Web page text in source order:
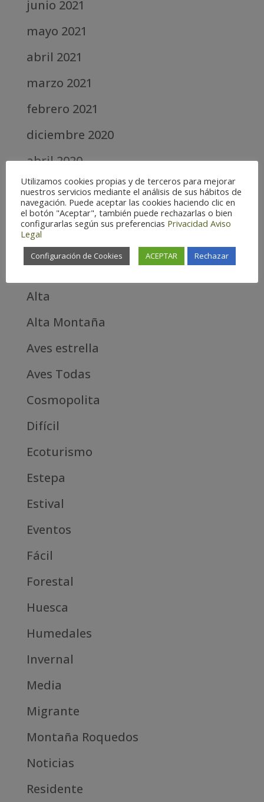
junio 2021
mayo 2021
abril 2021
marzo 2021
febrero 2021
diciembre 2020
abril 2020
marzo 2020
febrero 2019
septiembre 2018
Alta
Alta Montaña
Aves estrella
Aves Todas
Cosmopolita
Difícil
Ecoturismo
Estepa
Estival
Eventos
Fácil
Forestal
Huesca
Humedales
Invernal
Media
Migrante
Montaña Roquedos
Noticias
Residente
Utilizamos cookies propias y de terceros para mejorar
nuestros servicios mediante el análisis de sus hábitos de
navegación. Puede aceptar las cookies haciendo clic en
el botón "Aceptar", también puede rechazarlas o bien
configurarlas según sus preferencias Privacidad Aviso
Legal
Configuración de Cookies ACEPTAR Rechazar